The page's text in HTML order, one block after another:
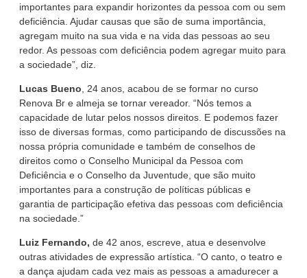
importantes para expandir horizontes da pessoa com ou sem
deficiência. Ajudar causas que são de suma importância,
agregam muito na sua vida e na vida das pessoas ao seu
redor. As pessoas com deficiência podem agregar muito para
a sociedade”, diz.
Lucas Bueno , 24 anos, acabou de se formar no curso
Renova Br e almeja se tornar vereador. “Nós temos a
capacidade de lutar pelos nossos direitos. E podemos fazer
isso de diversas formas, como participando de discussões na
nossa própria comunidade e também de conselhos de
direitos como o Conselho Municipal da Pessoa com
Deficiência e o Conselho da Juventude, que são muito
importantes para a construção de políticas públicas e
garantia de participação efetiva das pessoas com deficiência
na sociedade.”
Luiz Fernando, de 42 anos, escreve, atua e desenvolve
outras atividades de expressão artística. “O canto, o teatro e
a dança ajudam cada vez mais as pessoas a amadurecer a